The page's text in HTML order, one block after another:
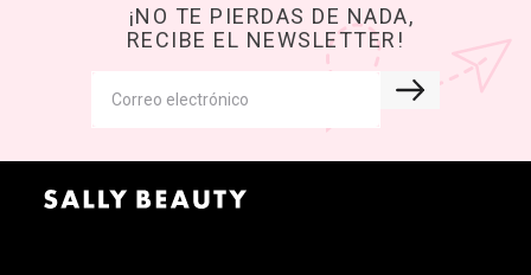
¡NO TE PIERDAS DE NADA,
RECIBE EL NEWSLETTER!